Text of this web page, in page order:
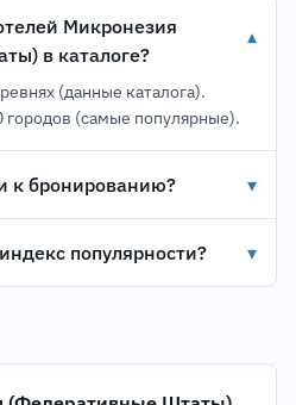
Микронезия
в каталоге?
▾
(данные каталога).
городов (самые популярные).
к бронированию? ▾
популярности? ▾